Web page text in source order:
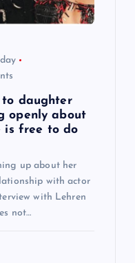
to daughter
openly about
is free to do
up about her
with actor
with Lehren
not…